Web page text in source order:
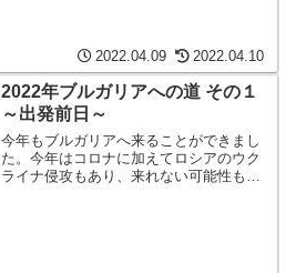
2022.04.09 2022.04.10
2022年ブルガリアへの道 その１
～出発前日～
今年もブルガリアへ来ることができまし
た。今年はコロナに加えてロシアのウク
ライナ侵攻もあり、来れない可能性もあ